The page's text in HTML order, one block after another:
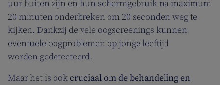
uur buiten zijn en hun schermgebruik na maximum
20 minuten onderbreken om 20 seconden weg te
kijken. Dankzij de vele oogscreenings kunnen
eventuele oogproblemen op jonge leeftijd
worden gedetecteerd.
Maar het is ookcruciaal om de behandeling en